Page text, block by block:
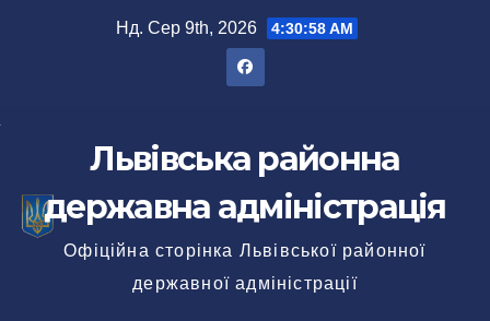
Нд. Сер 9th, 2026 4:30:59 AM
Львівська районна
державна адміністрація
Офіційна сторінка Львівської районної
державної адміністрації